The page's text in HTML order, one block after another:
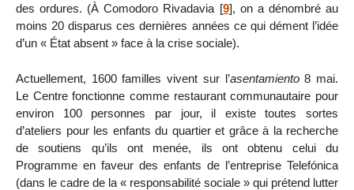
des ordures. (À Comodoro Rivadavia [9], on a dénombré au
moins 20 disparus ces dernières années ce qui dément l’idée
d’un « État absent » face à la crise sociale).
Actuellement, 1600 familles vivent sur l’asentamiento8 mai.
Le Centre fonctionne comme restaurant communautaire pour
environ 100 personnes par jour, il existe toutes sortes
d’ateliers pour les enfants du quartier et grâce à la recherche
de soutiens qu’ils ont menée, ils ont obtenu celui du
Programme en faveur des enfants de l’entreprise Telefónica
(dans le cadre de la « responsabilité sociale » qui prétend lutter